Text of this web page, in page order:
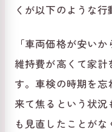
くが以下のような行
「車両価格が安い
維持費が高くて家
す。車検の時期を忘
来て焦るという状
も見直したことが